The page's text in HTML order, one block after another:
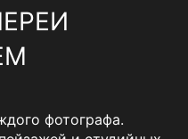
фотографа.